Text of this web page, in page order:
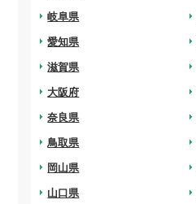
岐阜県
arrow_right arrow_right
愛知県
arrow_right arrow_right
滋賀県
arrow_right arrow_right
大阪府
arrow_right arrow_right
奈良県
arrow_right arrow_right
鳥取県
arrow_right arrow_right
岡山県
arrow_right arrow_right
山口県
arrow_right arrow_right